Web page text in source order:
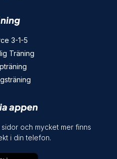
3-1-5
Träning
appen
och mycket mer finns
i din telefon.